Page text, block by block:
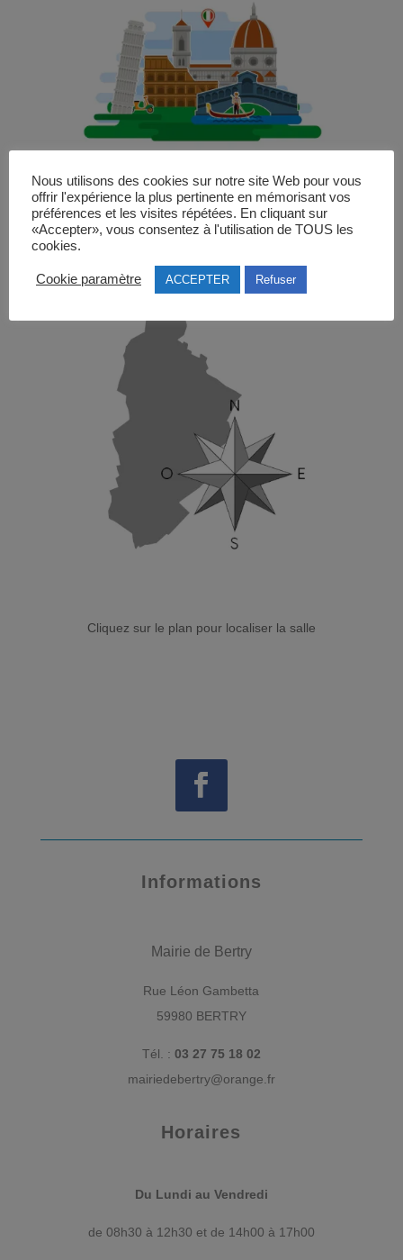
Cliquez sur le plan pour localiser la salle
Informations
Mairie de Bertry
Rue Léon Gambetta
59980 BERTRY
Tél. : 03 27 75 18 02
mairiedebertry@orange.fr
Horaires
Du Lundi au Vendredi
de 08h30 à 12h30 et de 14h00 à 17h00
Nous utilisons des cookies sur notre site Web pour vous
offrir l'expérience la plus pertinente en mémorisant vos
préférences et les visites répétées. En cliquant sur
«Accepter», vous consentez à l'utilisation de TOUS les
cookies.
Cookie paramètre ACCEPTER Refuser